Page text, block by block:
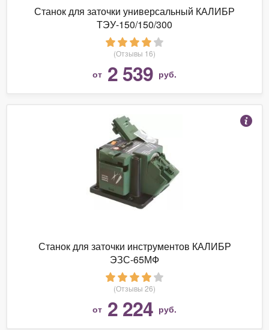
Станок для заточки универсальный КАЛИБР
ТЭУ-150/150/300
(Отзывы 16)
от 2 539 руб.
Станок для заточки инструментов КАЛИБР
ЭЗС-65МФ
(Отзывы 26)
от 2 224 руб.